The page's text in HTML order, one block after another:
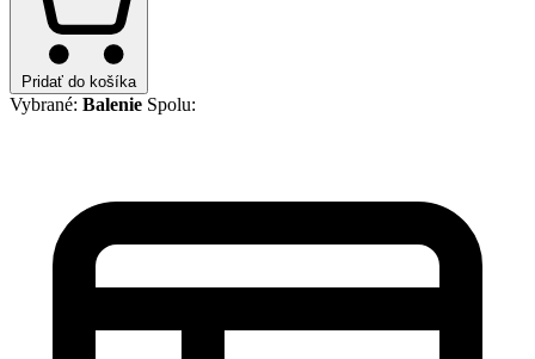
Pridať do košíka
Vybrané: Balenie Spolu: